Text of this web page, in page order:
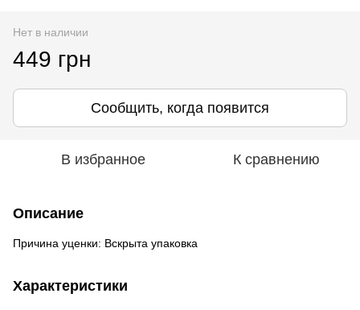
Нет в наличии
449 грн
Сообщить, когда появится
В избранное К сравнению
Описание
Причина уценки: Вскрыта упаковка
Характеристики